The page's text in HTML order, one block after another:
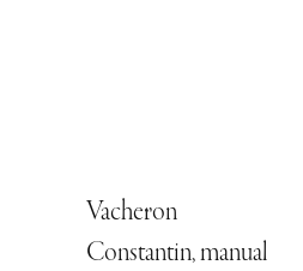
Vacheron
Constantin, manual